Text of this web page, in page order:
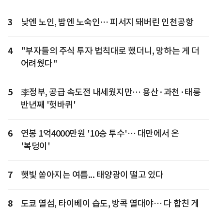
3 낮엔 노인, 밤엔 노숙인… 피서지 돼버린 인천공항
4
"부자들의 주식 투자 법칙대로 했더니, 망하는 게 더
어려웠다"
5
李정부, 공급 속도전 내세웠지만… 용산·과천·태릉
반년째 '헛바퀴'
6
연봉 1억4000만원 '10승 투수'… 대만에서 온
'복덩이'
7 햇빛 쏟아지는 여름... 태양광이 떨고 있다
8
도쿄 열섬, 타이베이 습도, 방콕 열대야… 다 합친 게